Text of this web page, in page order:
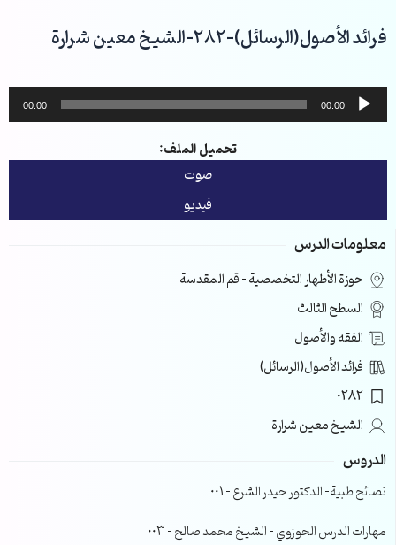
إلى
المحتوى
فرائد الأصول(الرسائل)-282-الشيخ معين شرارة
مشغل
الصوت
00:00
00:00
تحميل الملف:
صوت
فيديو
معلومات الدرس
حوزة الأطهار التخصصية – قم المقدسة
السطح الثالث
الفقه والأصول
فرائد الأصول(الرسائل)
0282
الشيخ معين شرارة
الدروس
نصائح طبية- الدكتور حيدر الشرع – 001
مهارات الدرس الحوزوي – الشيخ محمد صالح – 003